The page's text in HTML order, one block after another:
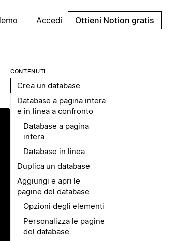
Accedi Ottieni Notion gratis
CONTENUTI
Crea un database
Database a pagina intera
e in linea a confronto
Database a pagina
intera
Database in linea
Duplica un database
Aggiungi e apri le
pagine del database
Opzioni degli elementi
Personalizza le pagine
del database